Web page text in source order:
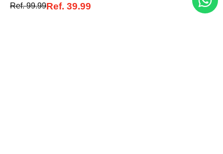
Ref.99.99Ref. 39.99